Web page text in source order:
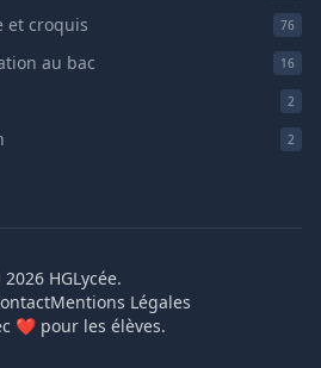
et croquis 76
au bac 16
2
2
HGLycée.
Mentions Légales
❤ pour les élèves.